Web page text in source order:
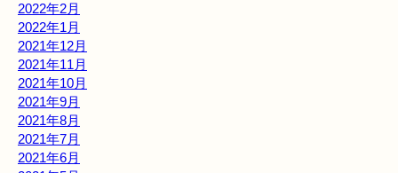
2022年2月
2022年1月
2021年12月
2021年11月
2021年10月
2021年9月
2021年8月
2021年7月
2021年6月